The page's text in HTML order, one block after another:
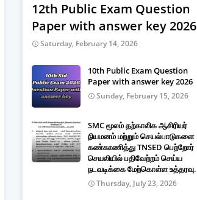
12th Public Exam Question
Paper with answer key 2026
Saturday, February 14, 2026
10th Public Exam Question
Paper with answer key 2026
Sunday, February 15, 2026
SMC மூலம் தற்காலிக ஆசிரியர்
நியமனம் மற்றும் செயல்பாடுகளை
கண்காணித்து TNSED பெற்றோர்
செயலியில் பதிவேற்றம் செய்ய
நடவடிக்கை மேற்கொள்ள உத்தரவு.
Thursday, July 23, 2026